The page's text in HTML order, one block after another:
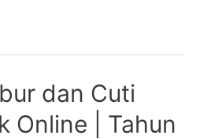
dan Cuti
Online | Tahun